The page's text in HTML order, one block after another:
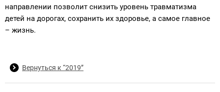
направлении позволит снизить уровень травматизма
детей на дорогах, сохранить их здоровье, а самое главное
– жизнь.
Вернуться к “2019”